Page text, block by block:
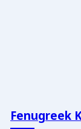
Fenugreek